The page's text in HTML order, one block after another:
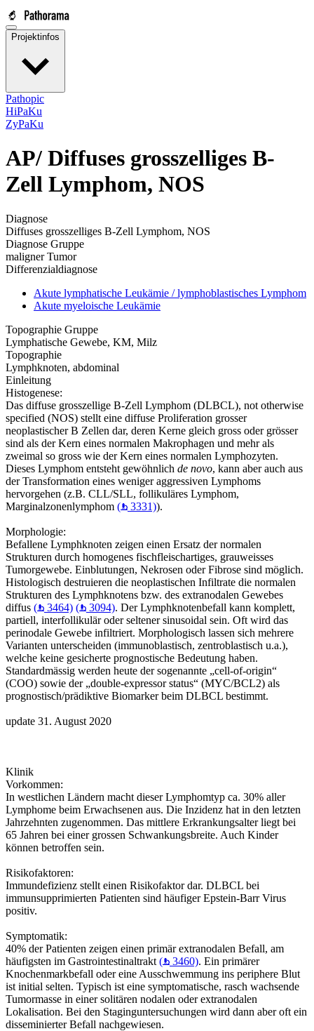
Projektinfos
Pathopic
HiPaKu
ZyPaKu
AP/ Diffuses grosszelliges B-
Zell Lymphom, NOS
Diagnose
Diffuses grosszelliges B-Zell Lymphom, NOS
Diagnose Gruppe
maligner Tumor
Differenzialdiagnose
Akute lymphatische Leukämie / lymphoblastisches Lymphom
Akute myeloische Leukämie
Topographie Gruppe
Lymphatische Gewebe, KM, Milz
Topographie
Lymphknoten, abdominal
Einleitung
Histogenese:
Das diffuse grosszellige B-Zell Lymphom (DLBCL), not otherwise
specified (NOS) stellt eine diffuse Proliferation grosser
neoplastischer B Zellen dar, deren Kerne gleich gross oder grösser
sind als der Kern eines normalen Makrophagen und mehr als
zweimal so gross wie der Kern eines normalen Lymphozyten.
Dieses Lymphom entsteht gewöhnlich de novo, kann aber auch aus
der Transformation eines weniger aggressiven Lymphoms
hervorgehen (z.B. CLL/SLL, follikuläres Lymphom,
Marginalzonenlymphom ( 3331)).
Morphologie:
Befallene Lymphknoten zeigen einen Ersatz der normalen
Strukturen durch homogenes fischfleischartiges, grauweisses
Tumorgewebe. Einblutungen, Nekrosen oder Fibrose sind möglich.
Histologisch destruieren die neoplastischen Infiltrate die normalen
Strukturen des Lymphknotens bzw. des extranodalen Gewebes
diffus ( 3464) ( 3094). Der Lymphknotenbefall kann komplett,
partiell, interfollikulär oder seltener sinusoidal sein. Oft wird das
perinodale Gewebe infiltriert. Morphologisch lassen sich mehrere
Varianten unterscheiden (immunoblastisch, zentroblastisch u.a.),
welche keine gesicherte prognostische Bedeutung haben.
Standardmässig werden heute der sogenannte „cell-of-origin“
(COO) sowie der „double-expressor status“ (MYC/BCL2) als
prognostisch/prädiktive Biomarker beim DLBCL bestimmt.
update 31. August 2020
Klinik
Vorkommen:
In westlichen Ländern macht dieser Lymphomtyp ca. 30% aller
Lymphome beim Erwachsenen aus. Die Inzidenz hat in den letzten
Jahrzehnten zugenommen. Das mittlere Erkrankungsalter liegt bei
65 Jahren bei einer grossen Schwankungsbreite. Auch Kinder
können betroffen sein.
Risikofaktoren:
Immundefizienz stellt einen Risikofaktor dar. DLBCL bei
immunsupprimierten Patienten sind häufiger Epstein-Barr Virus
positiv.
Symptomatik:
40% der Patienten zeigen einen primär extranodalen Befall, am
häufigsten im Gastrointestinaltrakt ( 3460). Ein primärer
Knochenmarkbefall oder eine Ausschwemmung ins periphere Blut
ist initial selten. Typisch ist eine symptomatische, rasch wachsende
Tumormasse in einer solitären nodalen oder extranodalen
Lokalisation. Bei den Staginguntersuchungen wird dann aber oft ein
disseminierter Befall nachgewiesen.